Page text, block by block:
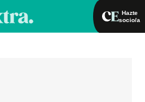
Hazte
socio/a